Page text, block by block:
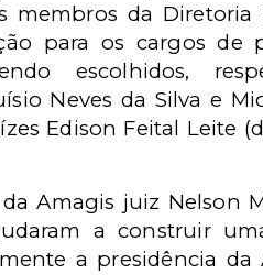
da Diretoria
para os cargos de
escolhidos,
Neves da Silva e
Edison Feital Leite
Amagis juiz Nelson
a construir
a presidência da